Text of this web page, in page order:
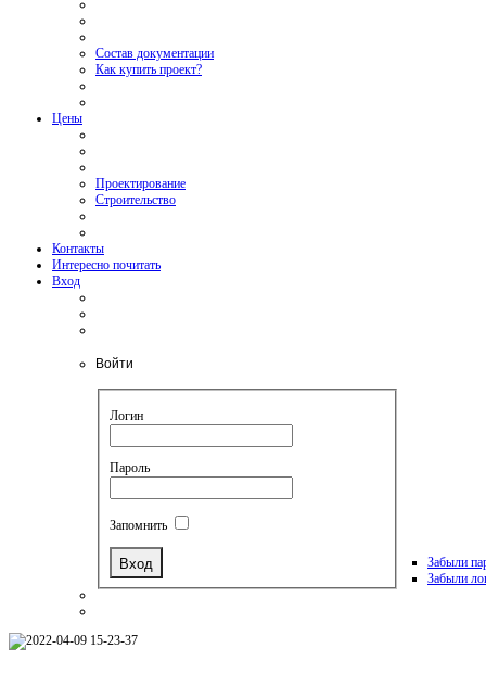
Состав документации
Как купить проект?
Цены
Проектирование
Строительство
Контакты
Интересно почитать
Вход
Войти
Логин
Пароль
Запомнить
Забыли
Забыли